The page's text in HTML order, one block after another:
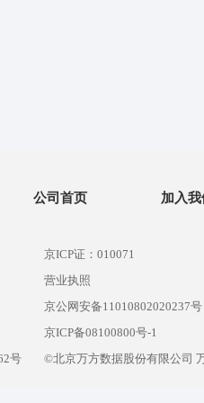
公司首页 加入我
号
京ICP证：010071
营业执照
京公网安备11010802020237号
京ICP备08100800号-1
©北京万方数据股份有限公司